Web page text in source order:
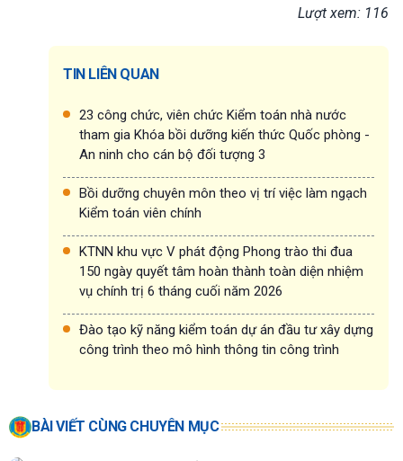
Lượt xem: 116
TIN LIÊN QUAN
23 công chức, viên chức Kiểm toán nhà nước
tham gia Khóa bồi dưỡng kiến thức Quốc phòng -
An ninh cho cán bộ đối tượng 3
Bồi dưỡng chuyên môn theo vị trí việc làm ngạch
Kiểm toán viên chính
KTNN khu vực V phát động Phong trào thi đua
150 ngày quyết tâm hoàn thành toàn diện nhiệm
vụ chính trị 6 tháng cuối năm 2026
Đào tạo kỹ năng kiểm toán dự án đầu tư xây dựng
công trình theo mô hình thông tin công trình
BÀI VIẾT CÙNG CHUYÊN MỤC